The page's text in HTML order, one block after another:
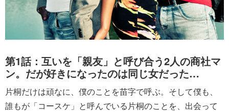
第1話：互いを「親友」と呼び合う2人の商社マ
ン。だが好きになったのは同じ女だった…
片桐だけは頑なに、僕のことを苗字で呼ぶ。そして僕も、
誰もが「コースケ」と呼んでいる片桐のことを、出会って